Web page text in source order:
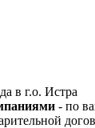
в г.о. Истра
- по